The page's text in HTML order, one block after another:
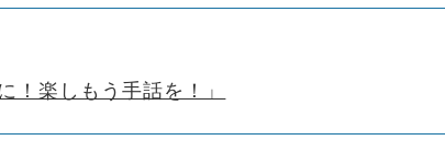
！楽しもう手話を！」